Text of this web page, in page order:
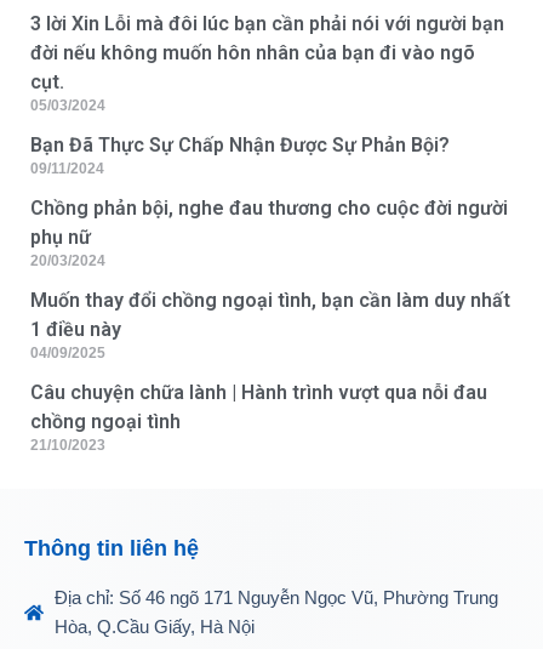
3 lời Xin Lỗi mà đôi lúc bạn cần phải nói với người bạn
đời nếu không muốn hôn nhân của bạn đi vào ngõ
cụt.
05/03/2024
Bạn Đã Thực Sự Chấp Nhận Được Sự Phản Bội?
09/11/2024
Chồng phản bội, nghe đau thương cho cuộc đời người
phụ nữ
20/03/2024
Muốn thay đổi chồng ngoại tình, bạn cần làm duy nhất
1 điều này
04/09/2025
Câu chuyện chữa lành | Hành trình vượt qua nỗi đau
chồng ngoại tình
21/10/2023
Thông tin liên hệ
Địa chỉ: Số 46 ngõ 171 Nguyễn Ngọc Vũ, Phường Trung
Hòa, Q.Cầu Giấy, Hà Nội